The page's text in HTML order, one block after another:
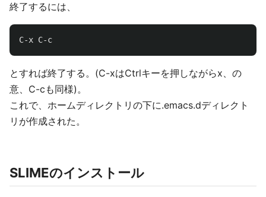
終了するには、
C-x C-c
とすれば終了する。(C-xはCtrlキーを押しながらx、の
意、C-cも同様)。
これで、ホームディレクトリの下に.emacs.dディレクト
リが作成された。
SLIMEのインストール